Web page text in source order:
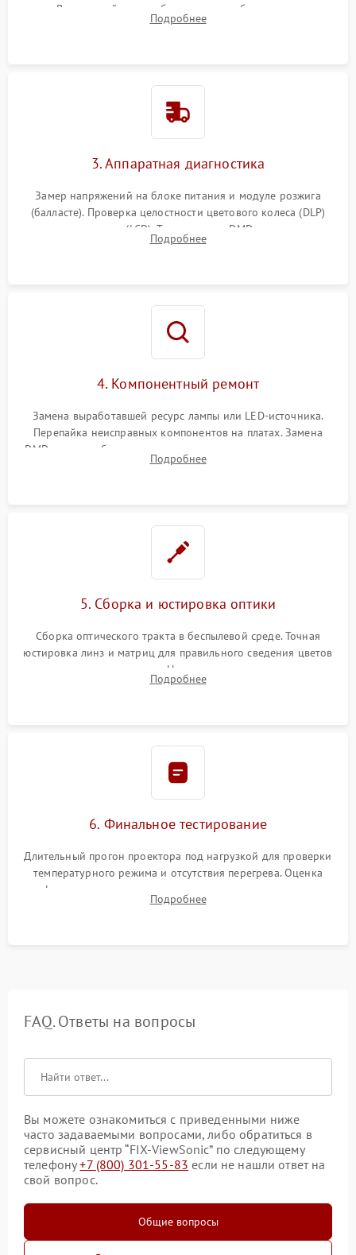
пыли. Визуальный осмотр блока питания, балласта лампы и
материнской платы на наличие прогаров или вздутых
Подробнее
3. Аппаратная диагностика
Замер напряжений на блоке питания и модуле розжига
(балласте). Проверка целостности цветового колеса (DLP)
или поляризаторов (LCD). Тестирование DMD-чипа, датчиков
температуры и оптопар с помощью мультиметра и
Подробнее
4. Компонентный ремонт
Замена выработавшей ресурс лампы или LED-источника.
Перепайка неисправных компонентов на платах. Замена
DMD-чипа при битых пикселях, установка нового цветового
колеса или восстановление сгоревших поляризационных
Подробнее
5. Сборка и юстировка оптики
Сборка оптического тракта в беспылевой среде. Точная
юстировка линз и матриц для правильного сведения цветов
и устранения размытия. Надежное подключение всех
шлейфов, установка датчиков и закрытие корпуса
Подробнее
6. Финальное тестирование
Длительный прогон проектора под нагрузкой для проверки
температурного режима и отсутствия перегрева. Оценка
фокуса, контрастности и цветопередачи на тестовых
таблицах. Проверка работы всех видеовходов и кнопок
Подробнее
FAQ. Ответы на вопросы
Вы можете ознакомиться с приведенными ниже
часто задаваемыми вопросами, либо обратиться в
сервисный центр “FIX-ViewSonic” по следующему
телефону+7 (800) 301-55-83 если не нашли ответ на
свой вопрос.
Общие вопросы